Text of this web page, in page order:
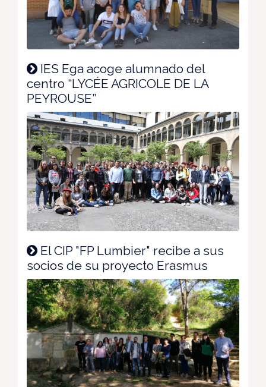
IES Ega acoge alumnado del
centro “LYCÉE AGRICOLE DE LA
PEYROUSE”
El CIP "FP Lumbier" recibe a sus
socios de su proyecto Erasmus